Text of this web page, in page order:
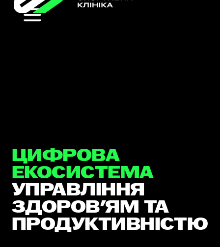
ЦИФРОВА
ЕКОСИСТЕМА
УПРАВЛІННЯ
ЗДОРОВ'ЯМ ТА
ПРОДУКТИВНІСТЮ